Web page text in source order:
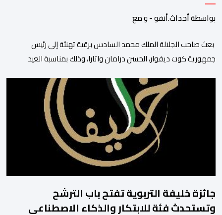
بواسطة أحداث.أنفو - و مع
بعث صاحب الجلالة الملك محمد السادس برقية تهنئة إلى رئيس
جمهورية كوت ديفوار، الحسن درامان واتارا، وذلك بمناسبة العيد
للسيد واتارا، مقرونة بأصدق متمنيات جلالته بموصول التقدم والازدهار
للشعب الإيفواري. ومما جاء في برقية جلالة الملك “لقد تمكنت
المملكة المغربية وجمهورية كوت ديفوار، بحكم […]
جائزة خليفة التربوية تفتح باب الترشح
وتستحدث فئة للابتكار والذكاء الاصطناعي